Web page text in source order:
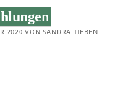
2020 VON SANDRA TIEBEN